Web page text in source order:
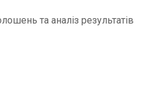
та аналіз результатів